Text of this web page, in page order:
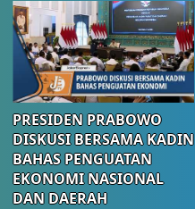
PRESIDEN PRABOWO
DISKUSI BERSAMA KADIN
BAHAS PENGUATAN
EKONOMI NASIONAL
DAN DAERAH